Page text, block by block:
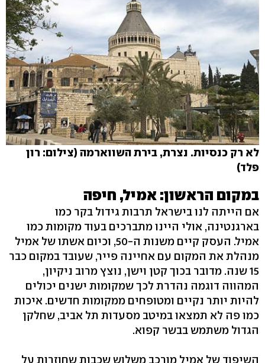
לא רק כנסיות. נצרת, בירת השווארמה (צילום: רון
פלד)
במקום הראשון: אמיל, חיפה
אם הייתה לנו בישראל תרבות גידול בקר כמו
בארגנטינה, אולי היינו מתברכים בעוד מקומות כמו
אמיל. העסק קיים משנות ה-50, וכיום אשתו של אמיל
מנהלת את המקום עם אחיינה פייר, שעובד במקום כבר
15 שנה. מדובר בכוך קטן וישן, נוצץ מרוב ניקיון,
המהווה דוגמה נהדרת לכך שמקומות ישנים יכולים
להיות יותר נקיים ומטופחים ממקומות חדשים. איכות
כמו פה לא תמצאו במיטב מסעדות תל אביב, שחלקן
הגדול משתמש בבשר קפוא.
השיפוד של אמיל מורכב משלוש שכבות שחוזרות על